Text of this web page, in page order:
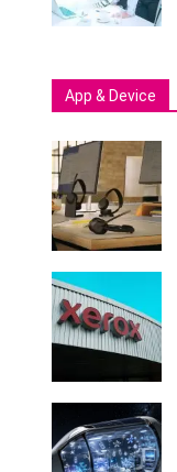
App & Device